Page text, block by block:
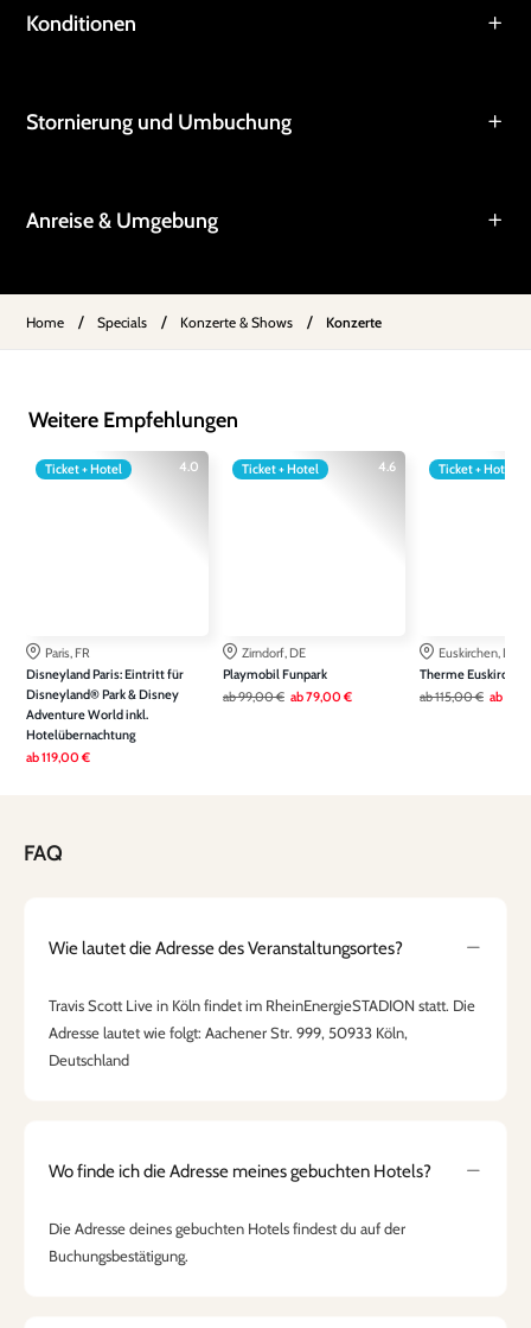
Konditionen
Stornierung und Umbuchung
Anreise & Umgebung
Home / Specials / Konzerte & Shows / Konzerte
Weitere Empfehlungen
4.0
Ticket + Hotel
Paris, FR
Disneyland Paris: Eintritt für
Disneyland® Park & Disney
Adventure World inkl.
Hotelübernachtung
ab119,00 €
4.6
Ticket + Hotel
Zirndorf, DE
Playmobil Funpark
ab99,00 € ab79,00 €
Ticket + Hotel
Euskirchen, DE
Therme Euskirchen
ab115,00 € ab
FAQ
Wie lautet die Adresse des Veranstaltungsortes?
Travis Scott Live in Köln findet im RheinEnergieSTADION statt. Die
Adresse lautet wie folgt: Aachener Str. 999, 50933 Köln,
Deutschland
Wo finde ich die Adresse meines gebuchten Hotels?
Die Adresse deines gebuchten Hotels findest du auf der
Buchungsbestätigung.